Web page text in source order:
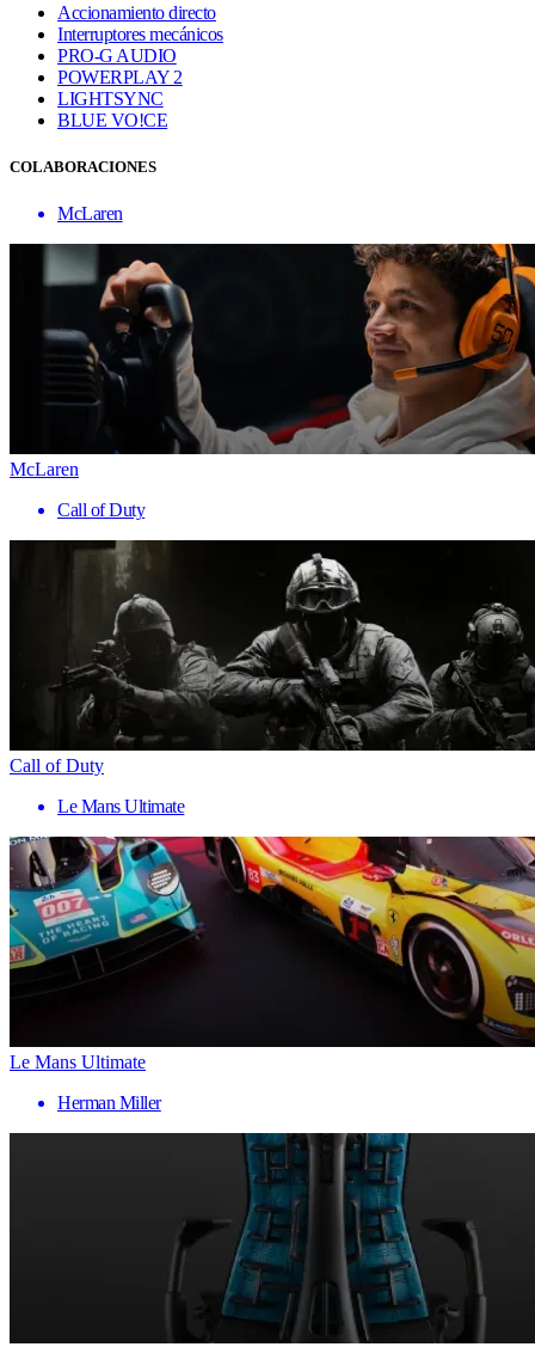
Accionamiento directo
Interruptores mecánicos
PRO-G AUDIO
POWERPLAY 2
LIGHTSYNC
BLUE VO!CE
COLABORACIONES
McLaren
McLaren
Call of Duty
Call of Duty
Le Mans Ultimate
Le Mans Ultimate
Herman Miller